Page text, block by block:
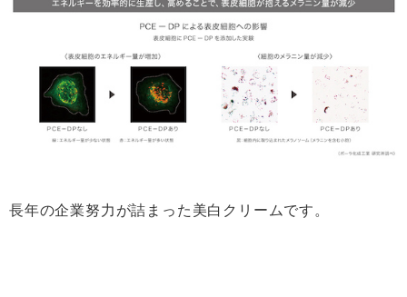
長年の企業努力が詰まった美白クリームです。